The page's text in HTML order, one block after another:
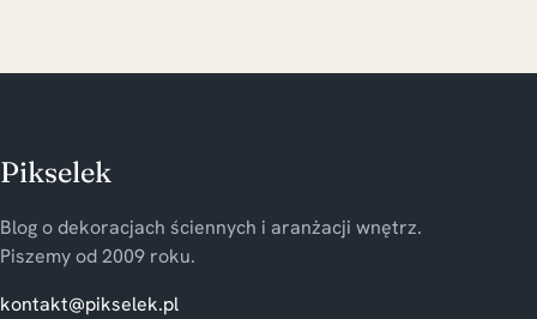
Pikselek
Blog o dekoracjach ściennych i aranżacji wnętrz.
Piszemy od 2009 roku.
kontakt@pikselek.pl